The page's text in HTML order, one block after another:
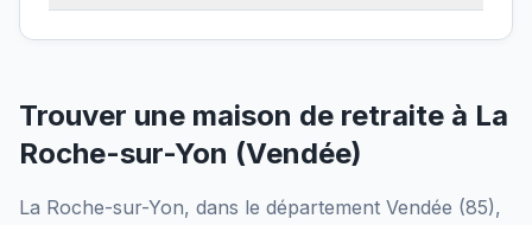
Trouver une maison de retraite à La
Roche-sur-Yon (Vendée)
La Roche-sur-Yon, dans le département Vendée (85),